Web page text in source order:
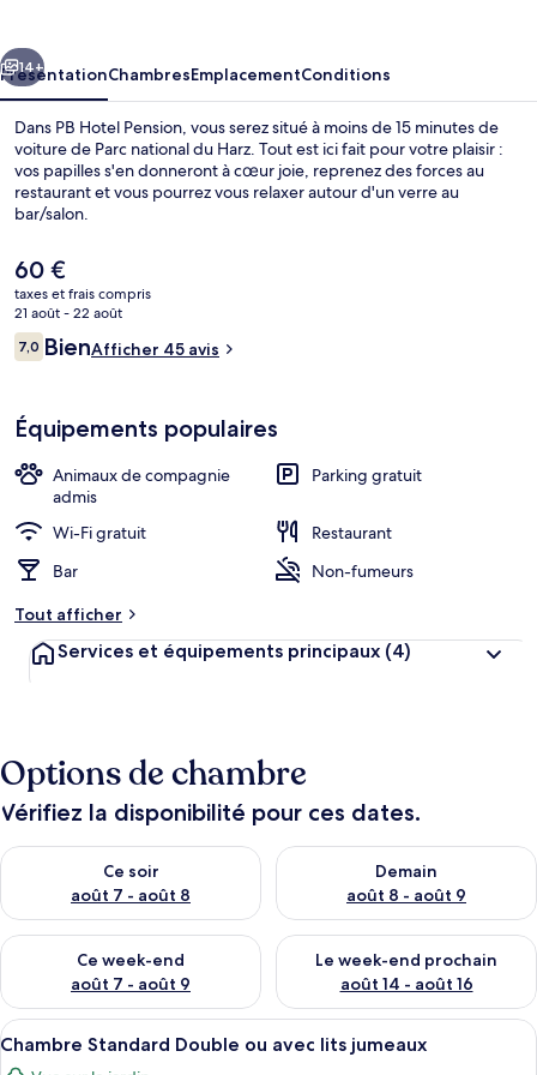
Suivant
14+
PrésentationChambresEmplacementConditions
Dans PB Hotel Pension, vous serez situé à moins de 15 minutes de
voiture de Parc national du Harz. Tout est ici fait pour votre plaisir :
vos papilles s'en donneront à cœur joie, reprenez des forces au
restaurant et vous pourrez vous relaxer autour d'un verre au
bar/salon.
Le
prix
actuel
est
de
60 €
taxes et frais compris
21 août - 22 août
Avis
voyageurs
7,07,0 sur 10
BienAfficher 45 avis
Équipements populaires
Animaux de compagnie
admis
Parking gratuit
Wi-Fi gratuit
Restaurant
Bar
Non-fumeurs
Tout afficher
Services et équipements principaux (4)
Options de chambre
Vérifiez la disponibilité pour ces dates.
Ce soir
août 7 - août 8
Vérifier la disponibilité pour ce soir août 7 - août 8
Demain
août 8 - août 9
Vérifier la disponibilité pour
Ce week-end
août 7 - août 9
Vérifier la disponibilité pour ce week-end août 7 - août 9
Le week-end prochain
août 14 - août 16
Vérifier la disponibilité pour
Afficher
toutes
Un lit double avec deux oreillers et
5
Chambre Standard Double ou avec lits jumeaux